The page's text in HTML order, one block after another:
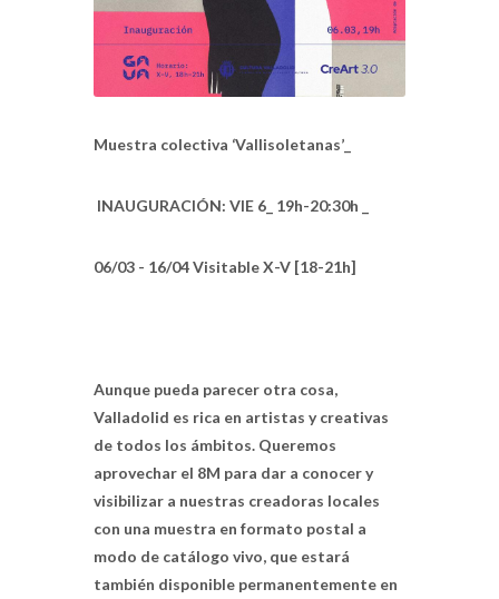
Muestra colectiva ‘Vallisoletanas’_
INAUGURACIÓN: VIE 6_ 19h-20:30h _
06/03 - 16/04 Visitable X-V [18-21h]
Aunque pueda parecer otra cosa,
Valladolid es rica en artistas y creativas
de todos los ámbitos. Queremos
aprovechar el 8M para dar a conocer y
visibilizar a nuestras creadoras locales
con una muestra en formato postal a
modo de catálogo vivo, que estará
también disponible permanentemente en